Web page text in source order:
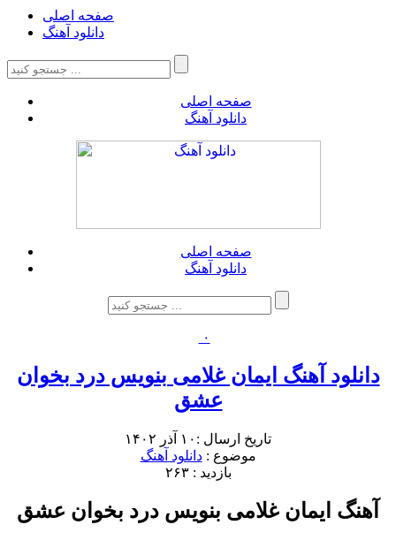
صفحه اصلی
دانلود آهنگ
صفحه اصلی
دانلود آهنگ
صفحه اصلی
دانلود آهنگ
۰
دانلود آهنگ ایمان غلامی بنویس درد بخوان
عشق
تاریخ ارسال :۱۰ آذر ۱۴۰۲
موضوع :دانلود آهنگ
بازدید : ۲۶۳
آهنگ ایمان غلامی بنویس درد بخوان عشق